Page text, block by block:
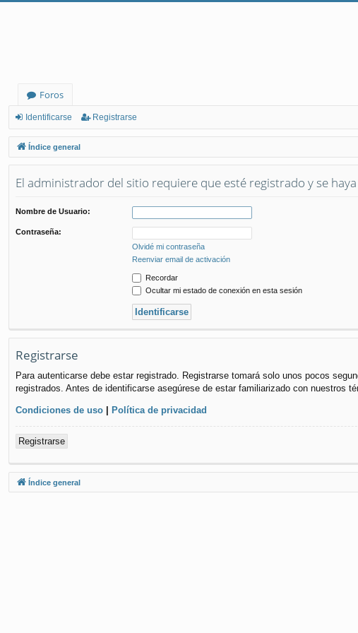
Foros
Identificarse Registrarse
Índice general
El administrador del sitio requiere que esté registrado y se
Nombre de Usuario:
Contraseña:
Olvidé mi contraseña
Reenviar email de activación
Recordar
Ocultar mi estado de conexión en esta sesión
Registrarse
Para autenticarse debe estar registrado. Registrarse tomará solo unos pocos
registrados. Antes de identificarse asegúrese de estar familiarizado con nuestros
Condiciones de uso | Política de privacidad
Registrarse
Índice general